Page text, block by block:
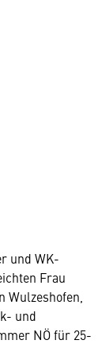
und WK-
Frau
Wulzeshofen,
und
NÖ für 25-